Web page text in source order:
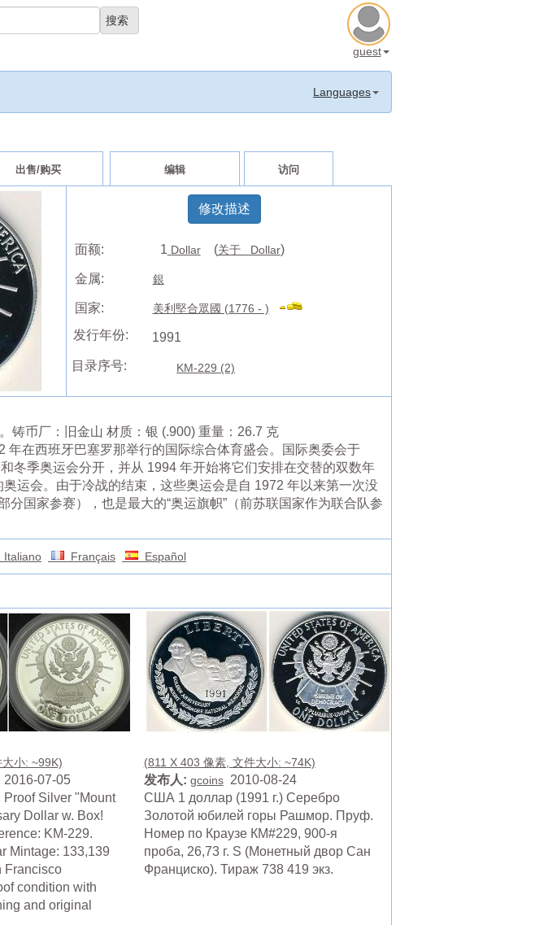
guest
Languages
出售/购买 编辑 访问
修改描述
面额: 1 Dollar (关于 Dollar)
金属: 銀
国家: 美利堅合眾國 (1776 - )
发行年份: 1991
目录序号: KM-229 (2)
铸币厂：旧金山 材质：银 (.900) 重量：26.7 克
在西班牙巴塞罗那举行的国际综合体育盛会。国际奥委会于
冬季奥运会分开，并从 1994 年开始将它们安排在交替的双数年
运会。由于冷战的结束，这些奥运会是自 1972 年以来第一次没
国家参赛），也是最大的“奥运旗帜”（前苏联国家作为联合队参
Italiano Français Español
小: ~99K)
07-05
Proof Silver "Mount
Dollar w. Box!
KM-229.
Mintage: 133,139
Francisco
condition with
and original
(811 X 403 像素, 文件大小: ~74K)
发布人: gcoins2010-08-24
США 1 доллар (1991 г.) Серебро
Золотой юбилей горы Рашмор. Пруф.
Номер по Краузе КМ#229, 900-я
проба, 26,73 г. S (Монетный двор Сан
Франциско). Тираж 738 419 экз.